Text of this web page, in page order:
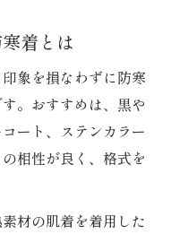
着とは
象を損なわずに防寒
。おすすめは、黒や
ート、ステンカラー
相性が良く、格式を
材の肌着を着用した